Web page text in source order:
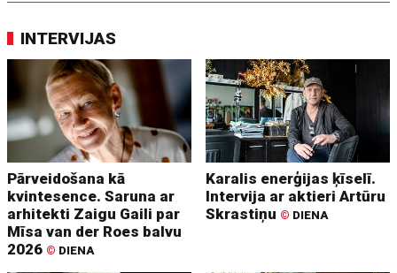
INTERVIJAS
Pārveidošana kā
kvintesence. Saruna ar
arhitekti Zaigu Gaili par
Mīsa van der Roes balvu
2026 © DIENA
Karalis enerģijas ķīselī.
Intervija ar aktieri Artūru
Skrastiņu © DIENA